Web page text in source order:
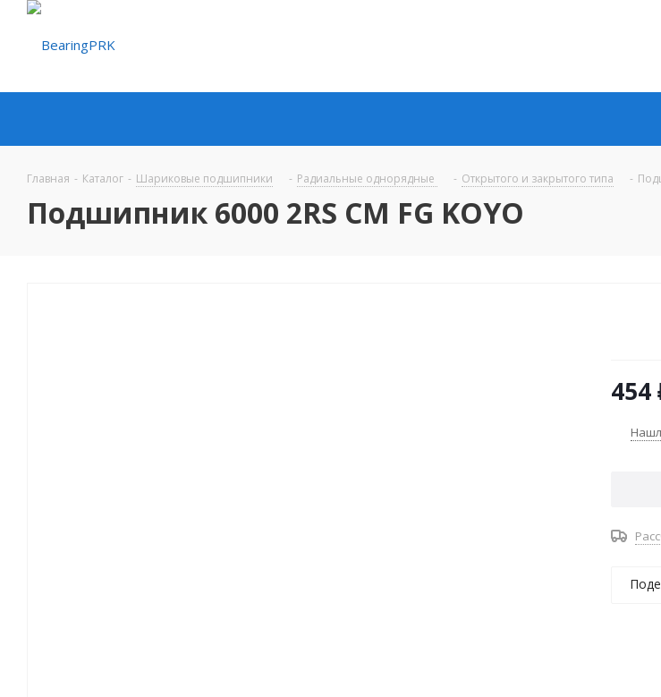
Главная - Каталог - Шариковые подшипники - Радиальные однорядные - Открытого и закрытого типа -
Подшипник 6000 2RS CM FG KOYO
454